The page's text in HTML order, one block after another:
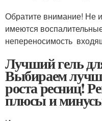
Обратите внимание! Не
имеются
непереносимость
Лучший гель
Выбираем
роста ресниц!
плюсы и